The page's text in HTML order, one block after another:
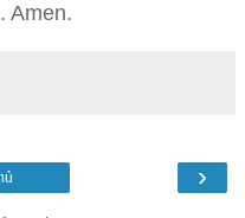
Amen.
›